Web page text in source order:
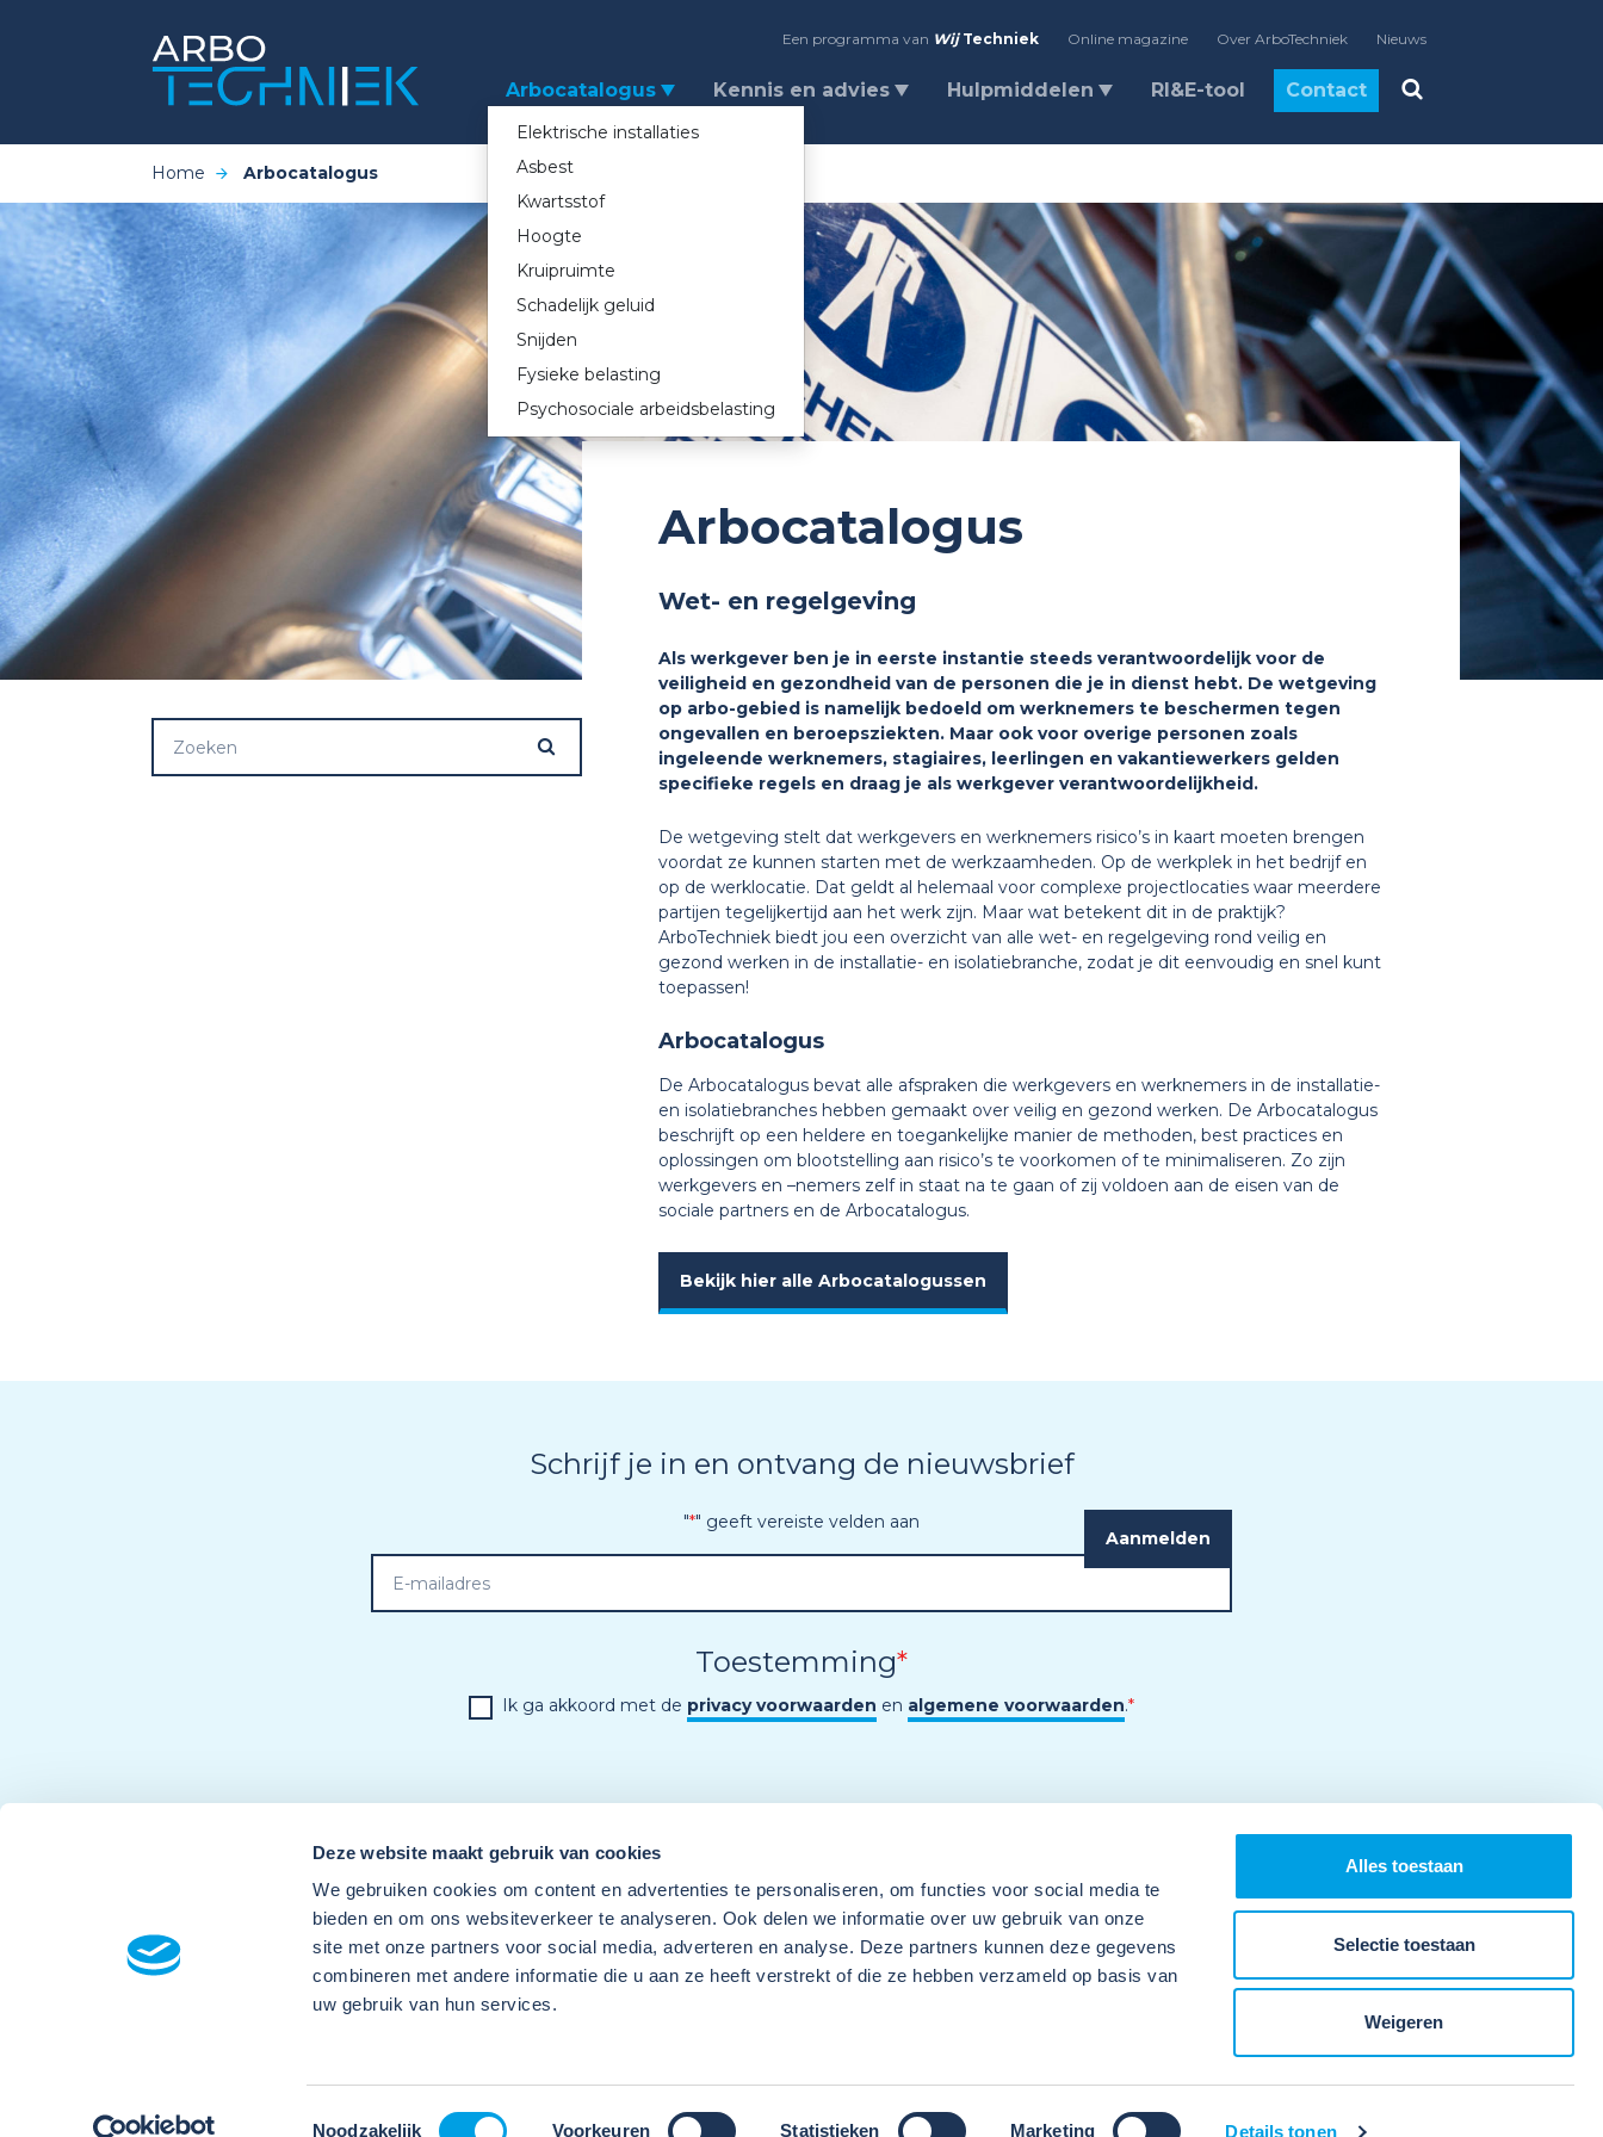
Deze website maakt gebruik van cookies
We gebruiken cookies om content en advertenties te personaliseren, om functies voor social media te
bieden en om ons websiteverkeer te analyseren. Ook delen we informatie over uw gebruik van onze
site met onze partners voor social media, adverteren en analyse. Deze partners kunnen deze gegevens
combineren met andere informatie die u aan ze heeft verstrekt of die ze hebben verzameld op basis van
uw gebruik van hun services.
Toestemmingsselectie
Noodzakelijk Voorkeuren Statistieken Marketing Details tonen
Alles toestaan
Selectie toestaan
Weigeren
Een programma van Wij Techniek Online magazine Over ArboTechniek Nieuws
Arbocatalogus
Elektrische installaties
Asbest
Kwartsstof
Hoogte
Kruipruimte
Schadelijk geluid
Snijden
Fysieke belasting
Psychosociale arbeidsbelasting
Kennis en advies Hulpmiddelen RI&E-tool Contact
Home Arbocatalogus
Arbocatalogus
Wet- en regelgeving
Als werkgever ben je in eerste instantie steeds verantwoordelijk voor de
veiligheid en gezondheid van de personen die je in dienst hebt. De wetgeving
op arbo-gebied is namelijk bedoeld om werknemers te beschermen tegen
ongevallen en beroepsziekten. Maar ook voor overige personen zoals
ingeleende werknemers, stagiaires, leerlingen en vakantiewerkers gelden
specifieke regels en draag je als werkgever verantwoordelijkheid.
De wetgeving stelt dat werkgevers en werknemers risico’s in kaart moeten brengen
voordat ze kunnen starten met de werkzaamheden. Op de werkplek in het bedrijf en
op de werklocatie. Dat geldt al helemaal voor complexe projectlocaties waar meerdere
partijen tegelijkertijd aan het werk zijn. Maar wat betekent dit in de praktijk?
ArboTechniek biedt jou een overzicht van alle wet- en regelgeving rond veilig en
gezond werken in de installatie- en isolatiebranche, zodat je dit eenvoudig en snel kunt
toepassen!
Arbocatalogus
De Arbocatalogus bevat alle afspraken die werkgevers en werknemers in de installatie-
en isolatiebranches hebben gemaakt over veilig en gezond werken. De Arbocatalogus
beschrijft op een heldere en toegankelijke manier de methoden, best practices en
oplossingen om blootstelling aan risico’s te voorkomen of te minimaliseren. Zo zijn
werkgevers en –nemers zelf in staat na te gaan of zij voldoen aan de eisen van de
sociale partners en de Arbocatalogus.
Bekijk hier alle Arbocatalogussen
Schrijf je in en ontvang de nieuwsbrief
"*" geeft vereiste velden aan
Toestemming*
Ik ga akkoord met de privacy voorwaarden en algemene voorwaarden.*